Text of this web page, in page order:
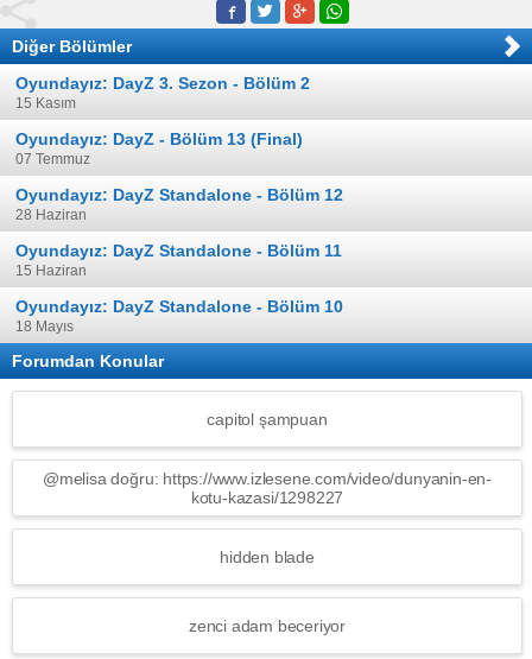
Diğer Bölümler
Oyundayız: DayZ 3. Sezon - Bölüm 2
15 Kasım
Oyundayız: DayZ - Bölüm 13 (Final)
07 Temmuz
Oyundayız: DayZ Standalone - Bölüm 12
28 Haziran
Oyundayız: DayZ Standalone - Bölüm 11
15 Haziran
Oyundayız: DayZ Standalone - Bölüm 10
18 Mayıs
Forumdan Konular
capitol şampuan
@melisa doğru: https://www.izlesene.com/video/dunyanin-en-
kotu-kazasi/1298227
hidden blade
zenci adam beceriyor